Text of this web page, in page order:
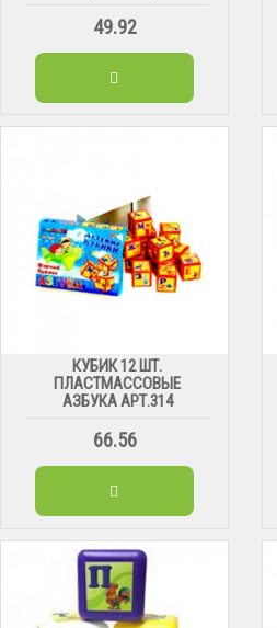
49.92
КУБИК 12 ШТ.
ПЛАСТМАССОВЫЕ
АЗБУКА АРТ.314
66.56